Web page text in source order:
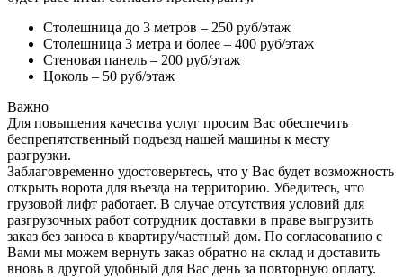
Столешница до 3 метров – 250 руб/этаж
Столешница 3 метра и более – 400 руб/этаж
Стеновая панель – 200 руб/этаж
Цоколь – 50 руб/этаж
Важно
Для повышения качества услуг просим Вас обеспечить
беспрепятственный подъезд нашей машины к месту
разгрузки.
Заблаговременно удостоверьтесь, что у Вас будет возможность
открыть ворота для въезда на территорию. Убедитесь, что
грузовой лифт работает. В случае отсутствия условий для
разгрузочных работ сотрудник доставки в праве выгрузить
заказ без заноса в квартиру/частный дом. По согласованию с
Вами мы можем вернуть заказ обратно на склад и доставить
вновь в другой удобный для Вас день за повторную оплату.